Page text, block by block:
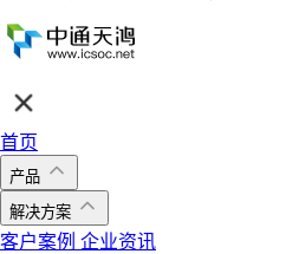
首页
产品
解决方案
客户案例 企业资讯